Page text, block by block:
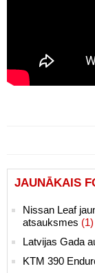
JAUNĀKAIS
Nissan Leaf
atsauksmes (1)
Latvijas Gada
KTM 390